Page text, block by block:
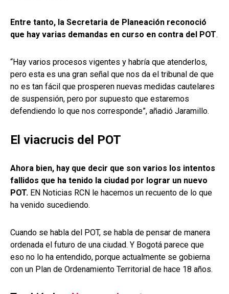
Entre tanto, la Secretaria de Planeación reconoció
que hay varias demandas en curso en contra del POT.
“Hay varios procesos vigentes y habría que atenderlos,
pero esta es una gran señal que nos da el tribunal de que
no es tan fácil que prosperen nuevas medidas cautelares
de suspensión, pero por supuesto que estaremos
defendiendo lo que nos corresponde”, añadió Jaramillo.
El viacrucis del POT
Ahora bien, hay que decir que son varios los intentos
fallidos que ha tenido la ciudad por lograr un nuevo
POT. EN Noticias RCN le hacemos un recuento de lo que
ha venido sucediendo.
Cuando se habla del POT, se habla de pensar de manera
ordenada el futuro de una ciudad. Y Bogotá parece que
eso no lo ha entendido, porque actualmente se gobierna
con un Plan de Ordenamiento Territorial de hace 18 años.